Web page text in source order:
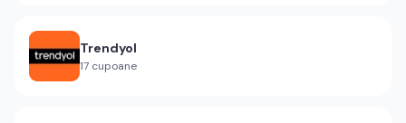
Trendyol
17 cupoane